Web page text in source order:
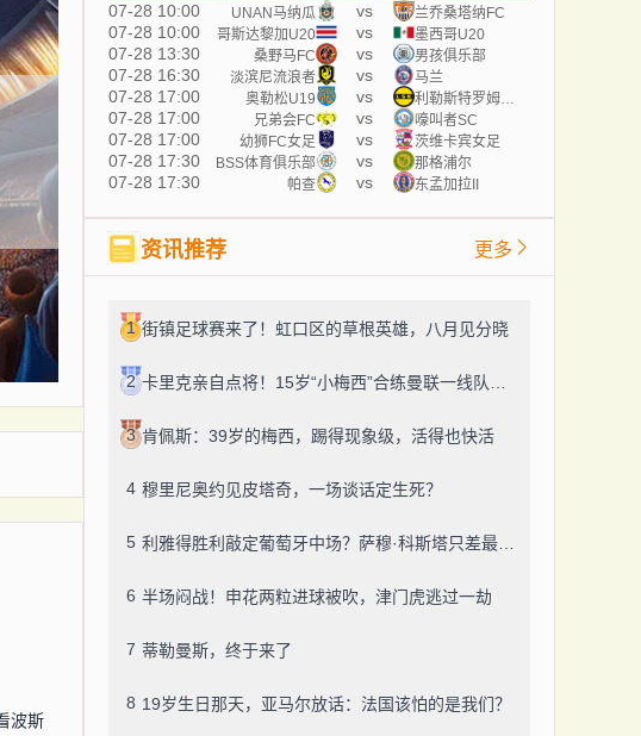
波斯
07-28 10:00 UNAN马纳瓜 vs 兰乔桑塔纳FC
07-28 10:00 哥斯达黎加U20 vs 墨西哥U20
07-28 13:30 桑野马FC vs 男孩俱乐部
07-28 16:30 淡滨尼流浪者 vs 马兰
07-28 17:00 奥勒松U19 vs
07-28 17:00 兄弟会FC vs 嚎叫者SC
07-28 17:00 幼狮FC女足 vs 茨维卡宾女足
07-28 17:30 BSS体育俱乐部 vs 那格浦尔
07-28 17:30 帕查 vs 东孟加拉II
资讯推荐 更多
1 街镇足球赛来了！虹口区的草根英雄，八月见分晓
2
3 肯佩斯：39岁的梅西，踢得现象级，活得也快活
4 穆里尼奥约见皮塔奇，一场谈话定生死？
5
6 半场闷战！申花两粒进球被吹，津门虎逃过一劫
7 蒂勒曼斯，终于来了
8 19岁生日那天，亚马尔放话：法国该怕的是我们？